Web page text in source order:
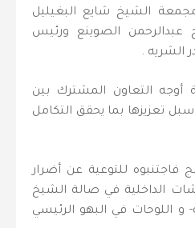
الشيخ شايع البغيليل
عبدالرحمن الصوينع ورئيس
الشريه .
أوجه التعاون المشترك بين
تعزيزها بما يحقق التكامل
فاجتنبوه للتوعية عن أضرار
الداخلية في صالة الشيخ
و اللوحات في البهو الرئيسي